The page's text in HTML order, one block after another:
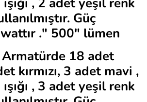
Güç
." 500" lümen
18 adet
kırmızı, 3 adet mavi ,
, 3 adet yeşil renk